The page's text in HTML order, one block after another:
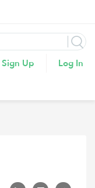
Sign Up Log In